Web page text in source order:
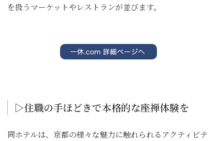
を扱うマーケットやレストランが並びます。
▷住職の手ほどきで本格的な座禅体験を
同ホテルは、京都の様々な魅力に触れられるアクティビテ